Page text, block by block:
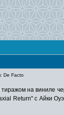
De Facto
на виниле
Return" с Айки